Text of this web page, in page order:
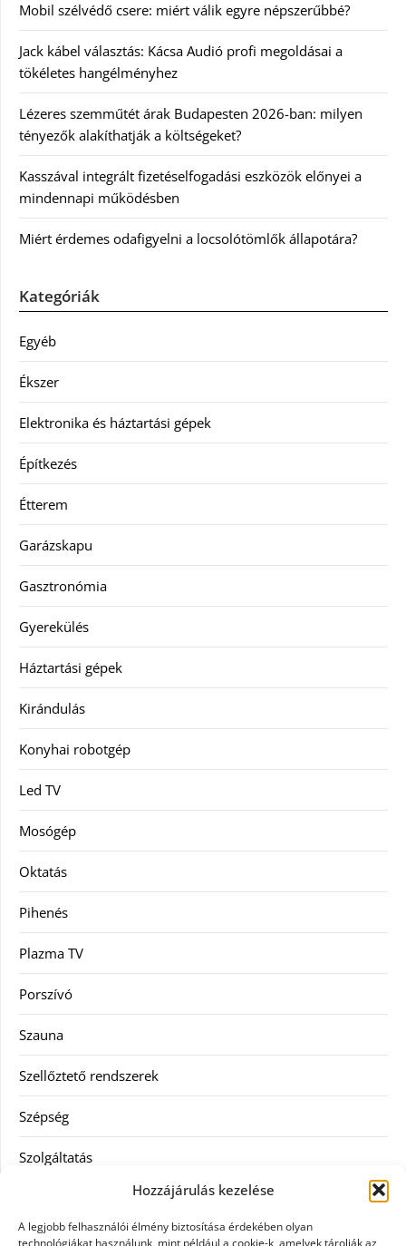
Hozzájárulás kezelése
A legjobb felhasználói élmény biztosítása érdekében olyan
technológiákat használunk, mint például a cookie-k, amelyek tárolják az
Mobil szélvédő csere: miért válik egyre népszerűbbé?
Jack kábel választás: Kácsa Audió profi megoldásai a
tökéletes hangélményhez
Lézeres szemműtét árak Budapesten 2026-ban: milyen
tényezők alakíthatják a költségeket?
Kasszával integrált fizetéselfogadási eszközök előnyei a
mindennapi működésben
Miért érdemes odafigyelni a locsolótömlők állapotára?
Kategóriák
Egyéb
Ékszer
Elektronika és háztartási gépek
Építkezés
Étterem
Garázskapu
Gasztronómia
Gyerekülés
Háztartási gépek
Kirándulás
Konyhai robotgép
Led TV
Mosógép
Oktatás
Pihenés
Plazma TV
Porszívó
Szauna
Szellőztető rendszerek
Szépség
Szolgáltatás
Televízió